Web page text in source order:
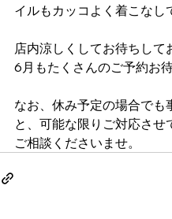
イルもカッコよく着こなし
店内涼しくしてお待ちして
6月もたくさんのご予約お
なお、休み予定の場合でも
と、可能な限りご対応させ
ご相談くださいませ。